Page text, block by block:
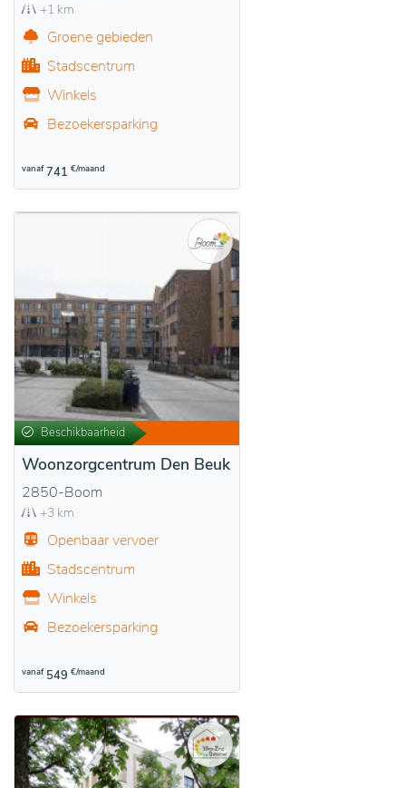
+1 km
Groene gebieden
Stadscentrum
Winkels
Bezoekersparking
vanaf 741 €/maand
Beschikbaarheid
Woonzorgcentrum Den Beuk
2850-Boom
+3 km
Openbaar vervoer
Stadscentrum
Winkels
Bezoekersparking
vanaf 549 €/maand